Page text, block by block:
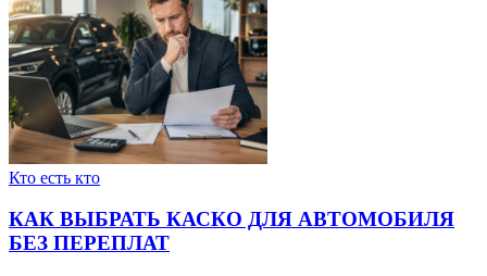
Кто есть кто
КАК ВЫБРАТЬ КАСКО ДЛЯ АВТОМОБИЛЯ
БЕЗ ПЕРЕПЛАТ